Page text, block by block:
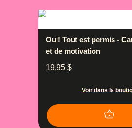
Oui! Tout est permis -
et de motivation
19,95 $
Voir dans la